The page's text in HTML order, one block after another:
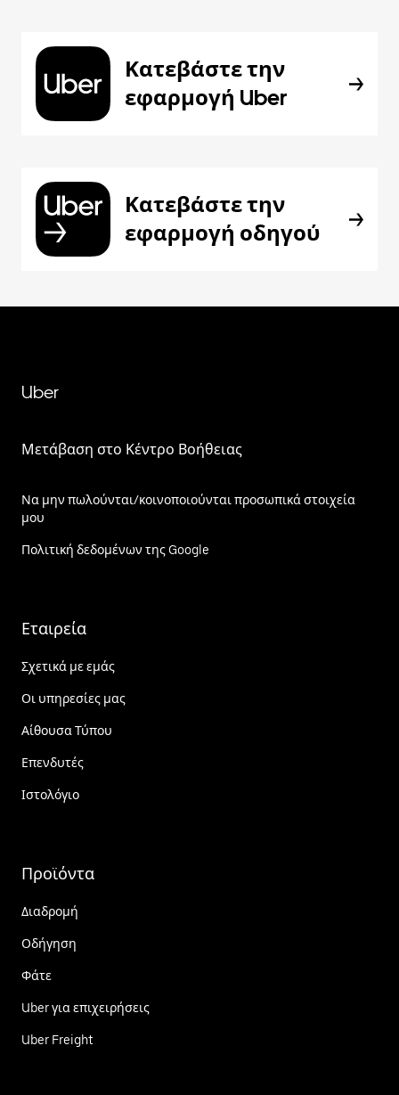
Κατεβάστε την
εφαρμογή Uber
Κατεβάστε την
εφαρμογή οδηγού
Uber
Μετάβαση στο Κέντρο Βοήθειας
Να μην πωλούνται/κοινοποιούνται προσωπικά στοιχεία
μου
Πολιτική δεδομένων της Google
Εταιρεία
Σχετικά με εμάς
Οι υπηρεσίες μας
Αίθουσα Τύπου
Επενδυτές
Ιστολόγιο
Προϊόντα
Διαδρομή
Οδήγηση
Φάτε
Uber για επιχειρήσεις
Uber Freight